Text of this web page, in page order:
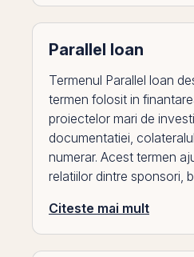
Parallel loan
Termenul Parallel loan
termen folosit in
proiectelor mari de
documentatiei,
numerar. Acest termen
relatiilor dintre sponsori,
Citeste mai mult